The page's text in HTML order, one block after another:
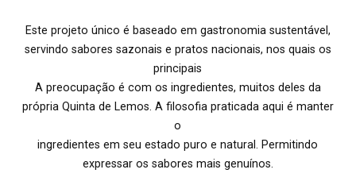
Este projeto único é baseado em gastronomia sustentável,
servindo sabores sazonais e pratos nacionais, nos quais os
principais
A preocupação é com os ingredientes, muitos deles da
própria Quinta de Lemos. A filosofia praticada aqui é manter
o
ingredientes em seu estado puro e natural. Permitindo
expressar os sabores mais genuínos.